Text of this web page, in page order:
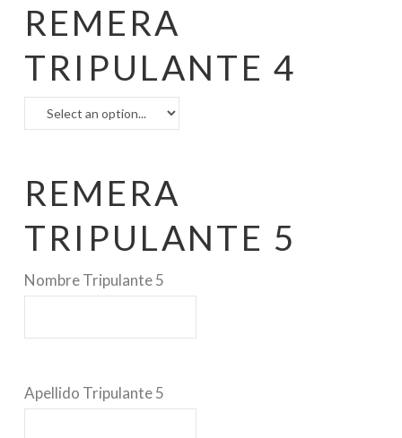
REMERA
TRIPULANTE 4
REMERA
TRIPULANTE 5
Nombre Tripulante 5
Apellido Tripulante 5